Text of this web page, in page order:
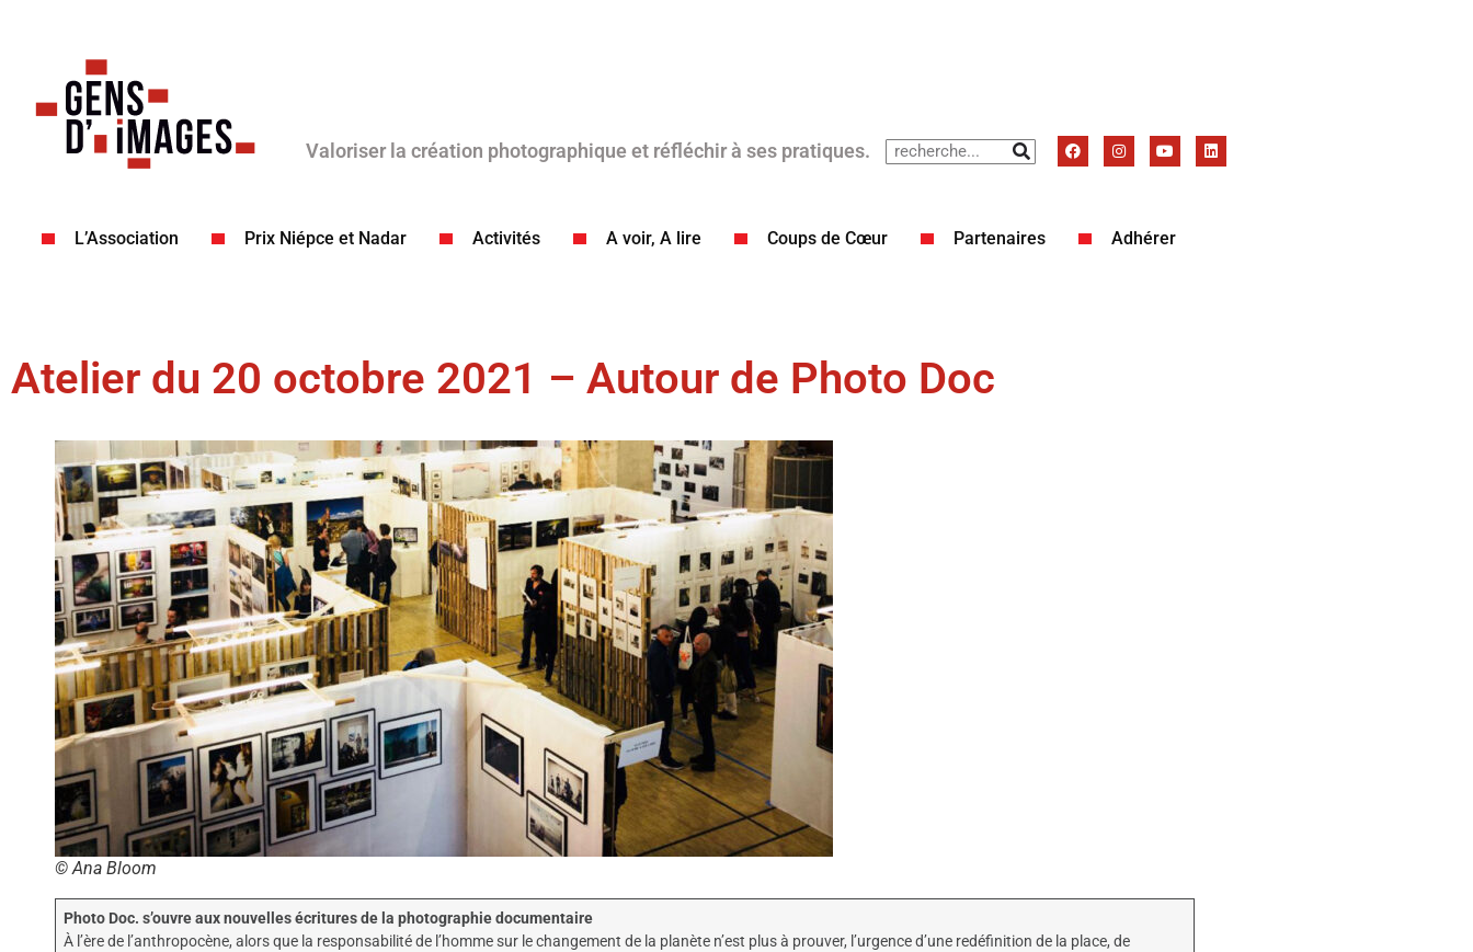
Valoriser la création photographique et réfléchir à ses pratiques.
L’Association Prix Niépce et Nadar Activités A voir, A lire Coups de Cœur​ Partenaires Adhérer
Atelier du 20 octobre 2021 – Autour de Photo Doc
© Ana Bloom
Photo Doc. s’ouvre aux nouvelles écritures de la photographie documentaire
À l’ère de l’anthropocène, alors que la responsabilité de l’homme sur le changement de la planète n’est plus à prouver, l’urgence d’une redéfinition de la place, de